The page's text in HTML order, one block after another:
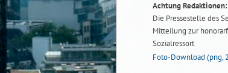
Achtung Redaktionen:
Die Pressestelle des
Mitteilung zur
Sozialressort
Foto-Download (png,